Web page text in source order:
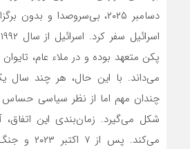
دسامبر ۲۰۲۵، بی‌سروصدا و
پکن متعهد بوده و در ملاء عام،
می‌داند. با این حال، هر چند سال
چندان مهم اما از نظر سیاسی حساس
شکل می‌گیرد. زمان‌بندی این
می‌کند. پس از